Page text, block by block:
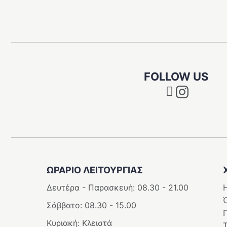
FOLLOW US
Instagram
ΩΡΑΡΙΟ ΛΕΙΤΟΥΡΓΊΑΣ
Δευτέρα - Παρασκευή: 08.30 - 21.00
Σάββατο: 08.30 - 15.00
Κυριακή: Κλειστά